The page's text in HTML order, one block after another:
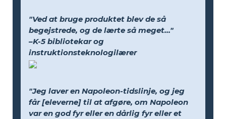
"Ved at bruge produktet blev de så
begejstrede, og de lærte så meget..."
–K-5 bibliotekar og
instruktionsteknologilærer
"Jeg laver en Napoleon-tidslinje, og jeg
får [eleverne] til at afgøre, om Napoleon
var en god fyr eller en dårlig fyr eller et